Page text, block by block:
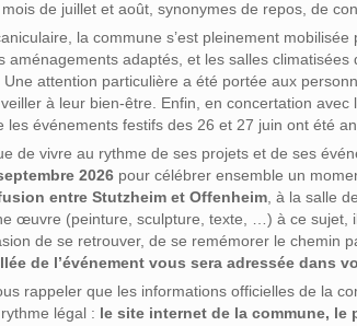
de juillet et août, synonymes de repos, de
la commune s’est pleinement
aménagements adaptés, et les salles
attention particulière a été portée aux
à leur bien-être. Enfin, en concertation avec
les événements festifs des 26 et 27 juin ont été
de vivre au rythme de ses projets et de ses
2026 pour célébrer ensemble un
entre Stutzheim et Offenheim, à la salle
œuvre (peinture, sculpture, texte, …) à ce sujet,
de se retrouver, de se remémorer le chemin
de l’événement vous sera adressée dans
rappeler que les informations officielles de la
légal :
le site internet de la commune,